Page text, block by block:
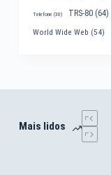
Telefone (30) TRS-80(64)
World Wide Web (54)
Mais lidos